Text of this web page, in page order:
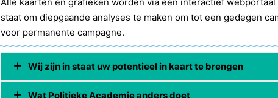
staat om diepgaande analyses te maken om tot een gedegen
voor permanente campagne.
Wij zijn in staat uw potentieel in kaart te brengen
Wat Politieke Academie anders doet